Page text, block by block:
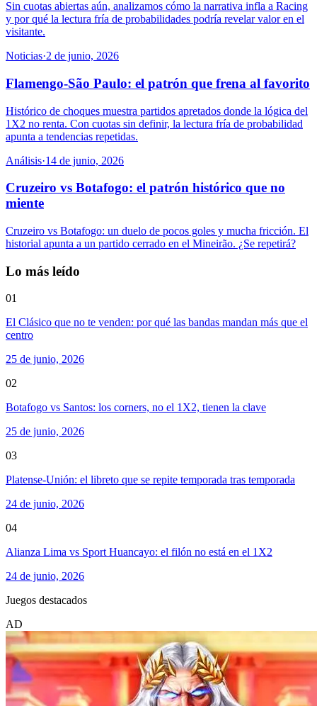
Sin cuotas abiertas aún, analizamos cómo la narrativa infla a Racing
y por qué la lectura fría de probabilidades podría revelar valor en el
visitante.
Noticias·2 de junio, 2026
Flamengo-São Paulo: el patrón que frena al favorito
Histórico de choques muestra partidos apretados donde la lógica del
1X2 no renta. Con cuotas sin definir, la lectura fría de probabilidad
apunta a tendencias repetidas.
Análisis·14 de junio, 2026
Cruzeiro vs Botafogo: el patrón histórico que no
miente
Cruzeiro vs Botafogo: un duelo de pocos goles y mucha fricción. El
historial apunta a un partido cerrado en el Mineirão. ¿Se repetirá?
Lo más leído
01
El Clásico que no te venden: por qué las bandas mandan más que el
centro
25 de junio, 2026
02
Botafogo vs Santos: los corners, no el 1X2, tienen la clave
25 de junio, 2026
03
Platense-Unión: el libreto que se repite temporada tras temporada
24 de junio, 2026
04
Alianza Lima vs Sport Huancayo: el filón no está en el 1X2
24 de junio, 2026
Juegos destacados
AD